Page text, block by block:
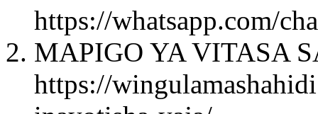
https://whatsapp.com/
MAPIGO YA VITASA
https://